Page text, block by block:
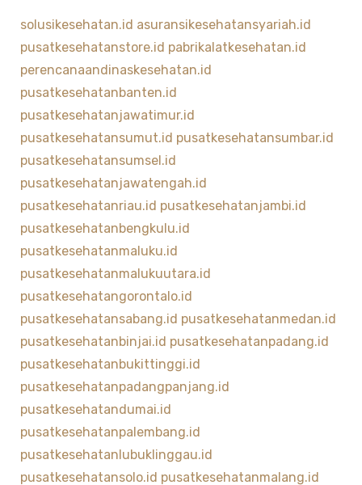
solusikesehatan.id asuransikesehatansyariah.id
pusatkesehatanstore.id pabrikalatkesehatan.id
perencanaandinaskesehatan.id
pusatkesehatanbanten.id
pusatkesehatanjawatimur.id
pusatkesehatansumut.id pusatkesehatansumbar.id
pusatkesehatansumsel.id
pusatkesehatanjawatengah.id
pusatkesehatanriau.id pusatkesehatanjambi.id
pusatkesehatanbengkulu.id
pusatkesehatanmaluku.id
pusatkesehatanmalukuutara.id
pusatkesehatangorontalo.id
pusatkesehatansabang.id pusatkesehatanmedan.id
pusatkesehatanbinjai.id pusatkesehatanpadang.id
pusatkesehatanbukittinggi.id
pusatkesehatanpadangpanjang.id
pusatkesehatandumai.id
pusatkesehatanpalembang.id
pusatkesehatanlubuklinggau.id
pusatkesehatansolo.id pusatkesehatanmalang.id